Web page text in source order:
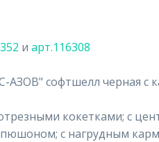
и арт.116308
АЗОВ" софтшелл черная с
кокетками; с
с нагрудным